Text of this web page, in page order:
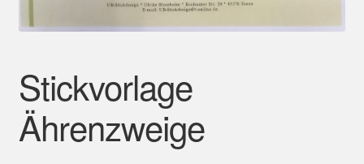
Stickvorlage
Ährenzweige